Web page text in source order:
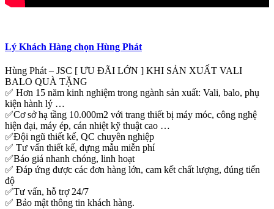
Lý Khách Hàng chọn Hùng Phát
Hùng Phát – JSC [ ƯU ĐÃI LỚN ] KHI SẢN XUẤT VALI
BALO QUÀ TẶNG
✅ Hơn 15 năm kinh nghiệm trong ngành sản xuất: Vali, balo, phụ
kiện hành lý …
✅Cơ sở hạ tầng 10.000m2 với trang thiết bị máy móc, công nghệ
hiện đại, máy ép, cán nhiệt kỹ thuật cao …
✅Đội ngũ thiết kế, QC chuyên nghiệp
✅ Tư vấn thiết kế, dựng mẫu miễn phí
✅Báo giá nhanh chóng, linh hoạt
✅ Đáp ứng được các đơn hàng lớn, cam kết chất lượng, đúng tiến
độ
✅Tư vấn, hỗ trợ 24/7
✅ Bảo mật thông tin khách hàng.